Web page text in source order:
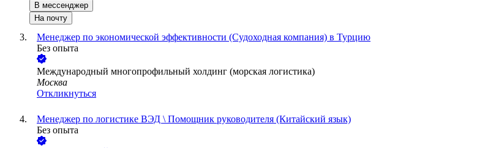
В мессенджер
На почту
Менеджер по экономической эффективности (Судоходная компания) в Турцию
Без опыта
Международный многопрофильный холдинг (морская логистика)
Москва
Откликнуться
Менеджер по логистике ВЭД \ Помощник руководителя (Китайский язык)
Без опыта